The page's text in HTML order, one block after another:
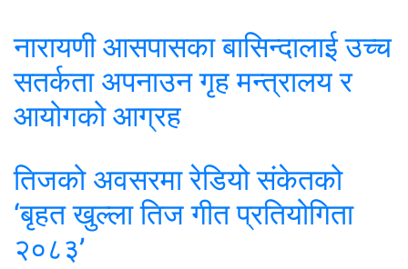
नारायणी आसपासका बासिन्दालाई उच्च
सतर्कता अपनाउन गृह मन्त्रालय र
आयोगको आग्रह
तिजको अवसरमा रेडियो संकेतको
‘बृहत खुल्ला तिज गीत प्रतियोगिता
२०८३’